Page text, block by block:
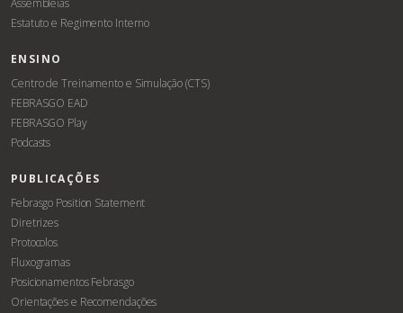
Assembleias
Estatuto e Regimento Interno
ENSINO
Centro de Treinamento e Simulação (CTS)
FEBRASGO EAD
FEBRASGO Play
Podcasts
PUBLICAÇÕES
Febrasgo Position Statement
Diretrizes
Protocolos
Fluxogramas
Posicionamentos Febrasgo
Orientações e Recomendações